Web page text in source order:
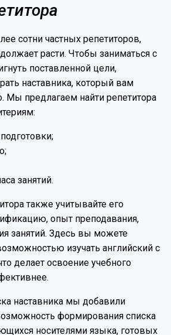
сотни частных репетиторов,
расти. Чтобы заниматься с
поставленной цели,
наставника, который вам
Мы предлагаем найти репетитора
занятий.
также учитывайте его
опыт преподавания,
занятий. Здесь вы можете
изучать английский с
делает освоение учебного
наставника мы добавили
формирования списка
носителями языка, готовых